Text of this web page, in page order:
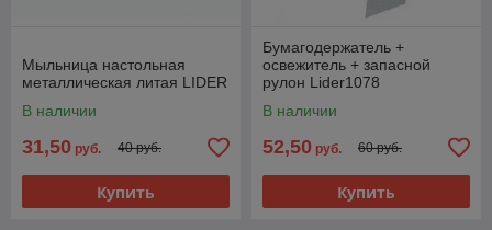
Мыльница настольная
металлическая литая LIDER
В наличии
31,50 руб. 40 руб.
Купить
Бумагодержатель +
освежитель + запасной
рулон Lider1078
В наличии
52,50 руб. 60 руб.
Купить